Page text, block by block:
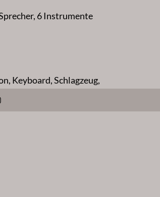
6 Instrumente
Keyboard, Schlagzeug,